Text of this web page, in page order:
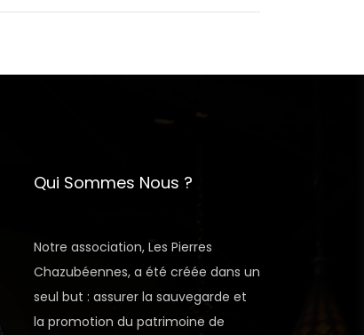
Qui Sommes Nous ?
Notre association, Les Pierres
Chazubéennes, a été créée dans un
seul but : assurer la sauvegarde et
la promotion du patrimoine de